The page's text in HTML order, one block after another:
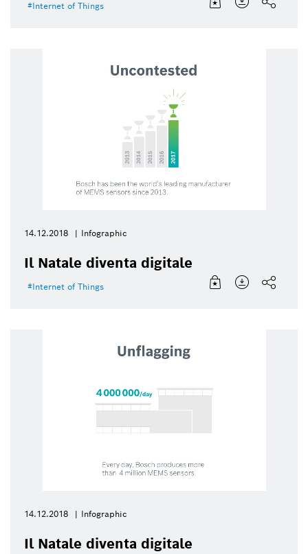
Internet of Things
14.12.2018 Infographic
Il Natale diventa digitale
Internet of Things
14.12.2018 Infographic
Il Natale diventa digitale